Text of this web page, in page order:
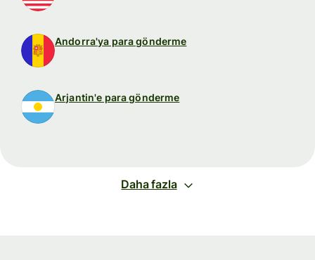
Andorra'ya para gönderme
Arjantin'e para gönderme
Daha fazla